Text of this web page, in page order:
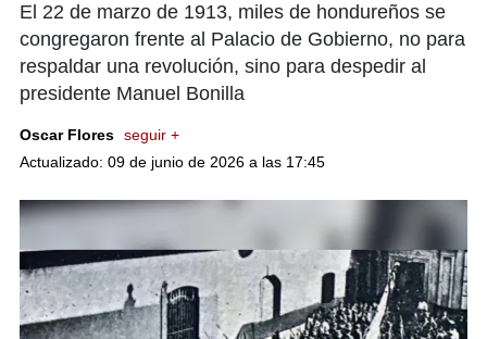
El 22 de marzo de 1913, miles de hondureños se
congregaron frente al Palacio de Gobierno, no para
respaldar una revolución, sino para despedir al
presidente Manuel Bonilla
Oscar Flores seguir +
Actualizado: 09 de junio de 2026 a las 17:45